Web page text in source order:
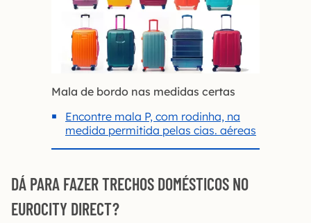
Mala de bordo nas medidas certas
Encontre mala P, com rodinha, na
medida permitida pelas cias. aéreas
DÁ PARA FAZER TRECHOS DOMÉSTICOS NO
EUROCITY DIRECT?